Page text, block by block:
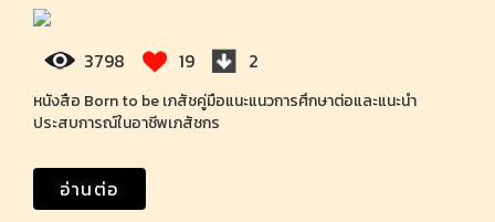
3798 19 2
หนังสือ Born to be เภสัชคู่มือแนะแนวการศึกษาต่อและแนะนำ
ประสบการณ์ในอาชีพเภสัชกร
อ่านต่อ